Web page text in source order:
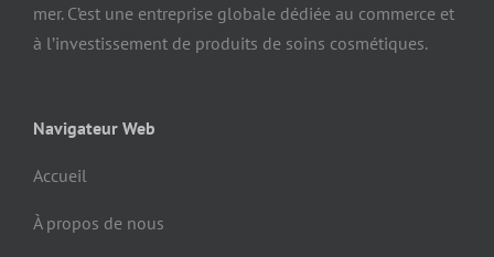
mer. C’est une entreprise globale dédiée au commerce et
à l’investissement de produits de soins cosmétiques.
Navigateur Web
Accueil
À propos de nous